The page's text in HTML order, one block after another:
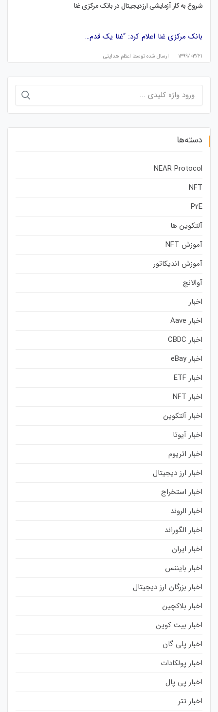
شروع به کار آزمایشی ارزدیجیتال در بانک مرکزی غنا
بانک مرکزی غنا اعلام کرد: “غنا یک قدم…
۱۳۹۹/۰۳/۲۱ ارسال شده توسط اعظم هدایتی
برای:
دسته‌ها
NEAR Protocol
NFT
P2E
آلتکوین ها
آموزش NFT
آموزش اندیکاتور
آوالانچ
اخبار
اخبار Aave
اخبار CBDC
اخبار eBay
اخبار ETF
اخبار NFT
اخبار آلتکوین
اخبار آیوتا
اخبار اتریوم
اخبار ارز دیجیتال
اخبار استخراج
اخبار الروند
اخبار الگوراند
اخبار ایران
اخبار بایننس
اخبار بزرگان ارز دیجیتال
اخبار بلاکچین
اخبار بیت کوین
اخبار پلی گان
اخبار پولکادات
اخبار پی پال
اخبار تتر